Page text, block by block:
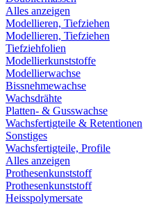
Alles anzeigen
Modellieren, Tiefziehen
Modellieren, Tiefziehen
Tiefziehfolien
Modellierkunststoffe
Modellierwachse
Bissnehmewachse
Wachsdrähte
Platten- & Gusswachse
Wachsfertigteile & Retentionen
Sonstiges
Wachsfertigteile, Profile
Alles anzeigen
Prothesenkunststoff
Prothesenkunststoff
Heisspolymersate